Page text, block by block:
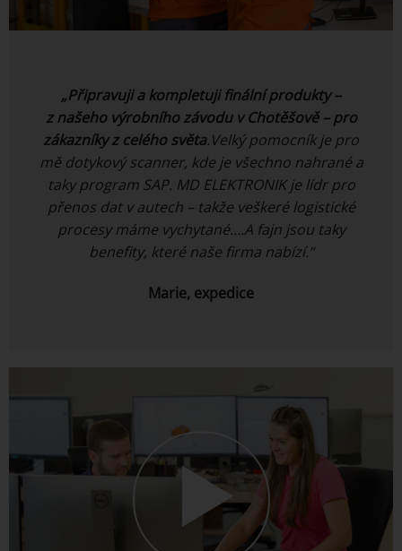
„Připravuji a kompletuji finální produkty –
z našeho výrobního závodu v Chotěšově – pro
zákazníky z celého světa.Velký pomocník je pro
mě dotykový scanner, kde je všechno nahrané a
taky program SAP. MD ELEKTRONIK je lídr pro
přenos dat v autech – takže veškeré logistické
procesy máme vychytané….A fajn jsou taky
benefity, které naše firma nabízí.“
Marie, expedice